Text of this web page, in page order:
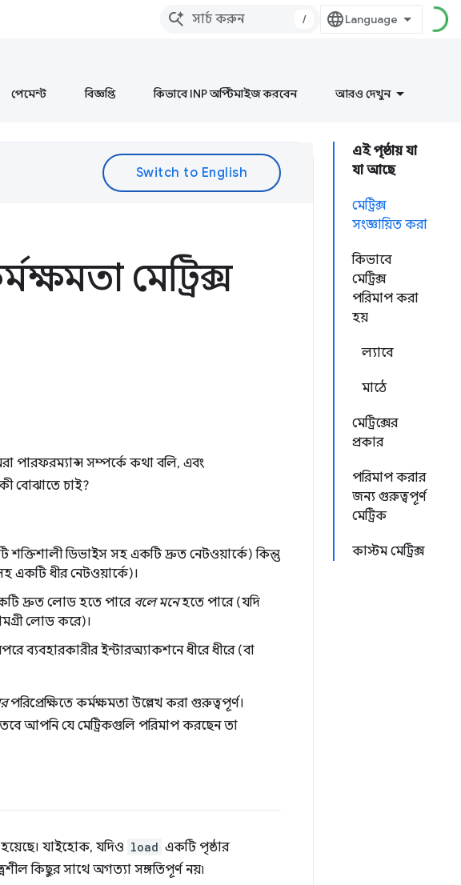
/
পেমেন্ট বিজ্ঞপ্তি কিভাবে INP অপ্টিমাইজ করবেন আরও দেখুন
এই পৃষ্ঠায় যা
যা আছে
মেট্রিক্স
সংজ্ঞায়িত করা
কিভাবে
মেট্রিক্স
পরিমাপ করা
হয়
ল্যাবে
মাঠে
মেট্রিক্সের
প্রকার
পরিমাপ করার
জন্য গুরুত্বপূর্ণ
মেট্রিক
কাস্টম মেট্রিক্স
মেট্রিক্স
পারফরম্যান্স সম্পর্কে কথা বলি, এবং
বোঝাতে চাই?
ডিভাইস সহ একটি দ্রুত নেটওয়ার্কে) কিন্তু
একটি ধীর নেটওয়ার্কে)।
দ্রুত লোড হতে পারে বলে মনেহতে পারে (যদি
লোড করে)।
ব্যবহারকারীর ইন্টারঅ্যাকশনে ধীরে ধীরে (বা
পরিপ্রেক্ষিতে কর্মক্ষমতা উল্লেখ করা গুরুত্বপূর্ণ।
আপনি যে মেট্রিকগুলি পরিমাপ করছেন তা
যাইহোক, যদিও load একটি পৃষ্ঠার
কিছুর সাথে অগত্যা সঙ্গতিপূর্ণ নয়৷